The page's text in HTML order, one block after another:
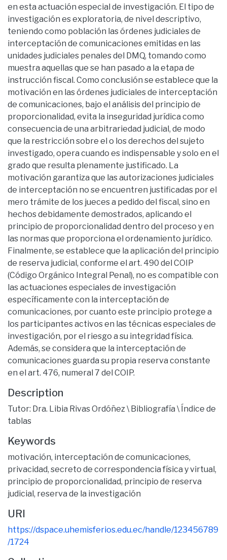
en esta actuación especial de investigación. El tipo de
investigación es exploratoria, de nivel descriptivo,
teniendo como población las órdenes judiciales de
interceptación de comunicaciones emitidas en las
unidades judiciales penales del DMQ, tomando como
muestra aquellas que se han pasado a la etapa de
instrucción fiscal. Como conclusión se establece que la
motivación en las órdenes judiciales de interceptación
de comunicaciones, bajo el análisis del principio de
proporcionalidad, evita la inseguridad jurídica como
consecuencia de una arbitrariedad judicial, de modo
que la restricción sobre el o los derechos del sujeto
investigado, opera cuando es indispensable y solo en el
grado que resulta plenamente justificado. La
motivación garantiza que las autorizaciones judiciales
de interceptación no se encuentren justificadas por el
mero trámite de los jueces a pedido del fiscal, sino en
hechos debidamente demostrados, aplicando el
principio de proporcionalidad dentro del proceso y en
las normas que proporciona el ordenamiento jurídico.
Finalmente, se establece que la aplicación del principio
de reserva judicial, conforme el art. 490 del COIP
(Código Orgánico Integral Penal), no es compatible con
las actuaciones especiales de investigación
específicamente con la interceptación de
comunicaciones, por cuanto este principio protege a
los participantes activos en las técnicas especiales de
investigación, por el riesgo a su integridad física.
Además, se considera que la interceptación de
comunicaciones guarda su propia reserva constante
en el art. 476, numeral 7 del COIP.
Description
Tutor: Dra. Libia Rivas Ordóñez \ Bibliografía \ Índice de
tablas
Keywords
motivación, interceptación de comunicaciones,
privacidad, secreto de correspondencia física y virtual,
principio de proporcionalidad, principio de reserva
judicial, reserva de la investigación
URI
https://dspace.uhemisferios.edu.ec/handle/123456789
/1724